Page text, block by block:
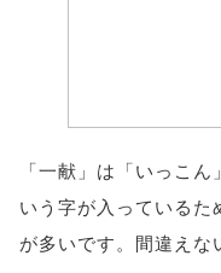
「一献」は「いっこ
いう字が入っている
が多いです。間違えな